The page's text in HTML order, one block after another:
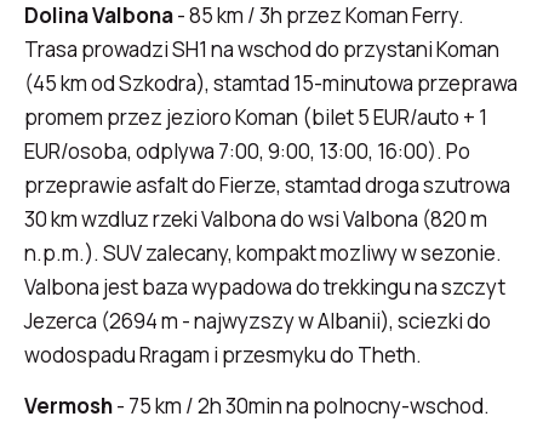
Dolina Valbona- 85 km / 3h przez Koman Ferry.
Trasa prowadzi SH1 na wschod do przystani Koman
(45 km od Szkodra), stamtad 15-minutowa przeprawa
promem przez jezioro Koman (bilet 5 EUR/auto + 1
EUR/osoba, odplywa 7:00, 9:00, 13:00, 16:00). Po
przeprawie asfalt do Fierze, stamtad droga szutrowa
30 km wzdluz rzeki Valbona do wsi Valbona (820 m
n.p.m.). SUV zalecany, kompakt mozliwy w sezonie.
Valbona jest baza wypadowa do trekkingu na szczyt
Jezerca (2694 m - najwyzszy w Albanii), sciezki do
wodospadu Rragam i przesmyku do Theth.
Vermosh- 75 km / 2h 30min na polnocny-wschod.